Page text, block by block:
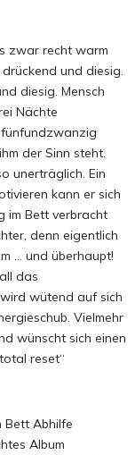
zwar recht warm
und diesig.
diesig. Mensch
Nächte
der Sinn steht.
unerträglich. Ein
kann er sich
im Bett verbracht
denn eigentlich
… und überhaupt!
das
wütend auf sich
Vielmehr
wünscht sich einen
reset“
Bett Abhilfe
Album